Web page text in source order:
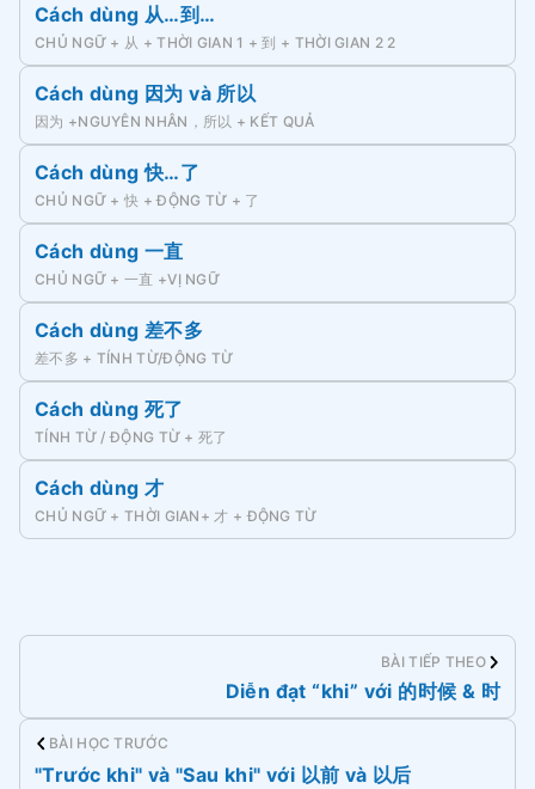
Cách dùng 从…到…
CHỦ NGỮ + 从 + THỜI GIAN 1 + 到 + THỜI GIAN 2 2
Cách dùng 因为 và 所以
因为 +NGUYÊN NHÂN，所以 + KẾT QUẢ
Cách dùng 快…了
CHỦ NGỮ + 快 + ĐỘNG TỪ + 了
Cách dùng 一直
CHỦ NGỮ + 一直 +VỊ NGỮ
Cách dùng 差不多
差不多 + TÍNH TỪ/ĐỘNG TỪ
Cách dùng 死了
TÍNH TỪ / ĐỘNG TỪ + 死了
Cách dùng 才
CHỦ NGỮ + THỜI GIAN+ 才 + ĐỘNG TỪ
BÀI TIẾP THEO
Diễn đạt “khi” với 的时候 & 时
BÀI HỌC TRƯỚC
"Trước khi" và "Sau khi" với 以前 và 以后